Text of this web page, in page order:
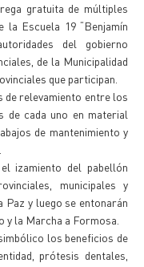
gratuita de múltiples
Escuela 19 “Benjamín
del gobierno
de la Municipalidad
que participan.
de relevamiento entre los
de cada uno en material
de mantenimiento y
izamiento del pabellón
municipales y
y luego se entonarán
la Marcha a Formosa.
los beneficios de
prótesis dentales,